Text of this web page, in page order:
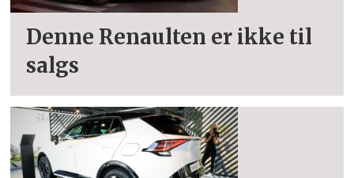
Denne Renaulten er ikke til
salgs